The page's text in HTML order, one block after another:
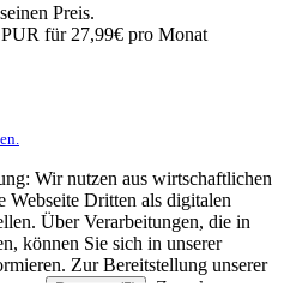
Preis.
für 27,99€ pro Monat
Wir nutzen aus wirtschaftlichen
Dritten als digitalen
Über Verarbeitungen, die in
können Sie sich in unserer
Zur Bereitstellung unserer
von
Partnern (5)
. Zwecke: